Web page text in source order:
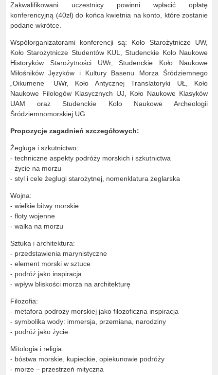
Zakwalifikowani uczestnicy powinni wpłacić opłatę
konferencyjną (40zł) do końca kwietnia na konto, które zostanie
podane wkrótce.
Współorganizatorami konferencji są: Koło Starożytnicze UW,
Koło Starożytnicze Studentów KUL, Studenckie Koło Naukowe
Historyków Starożytności UWr, Studenckie Koło Naukowe
Miłośników Języków i Kultury Basenu Morza Śródziemnego
„Oikumene” UWr, Koło Antycznej Translatoryki UŁ, Koło
Naukowe Filologów Klasycznych UJ, Koło Naukowe Klasyków
UAM oraz Studenckie Koło Naukowe Archeologii
Śródziemnomorskiej UG.
Propozycje zagadnień szczegółowych:
Żegluga i szkutnictwo:
- techniczne aspekty podróży morskich i szkutnictwa
- życie na morzu
- styl i cele żeglugi starożytnej, nomenklatura żeglarska
Wojna:
- wielkie bitwy morskie
- floty wojenne
- walka na morzu
Sztuka i architektura:
- przedstawienia marynistyczne
- element morski w sztuce
- podróż jako inspiracja
- wpływ bliskości morza na architekturę
Filozofia:
- metafora podroży morskiej jako filozoficzna inspiracja
- symbolika wody: immersja, przemiana, narodziny
- podróż jako życie
Mitologia i religia:
- bóstwa morskie, kupieckie, opiekunowie podróży
- morze – przestrzeń mityczna